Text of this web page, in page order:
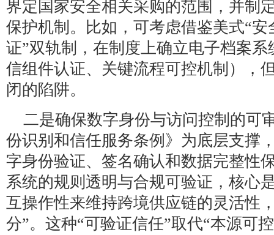
界定国家安全相关采购的范围，并制
保护机制。比如，可考虑借鉴美式“
证”双轨制，在制度上确立电子档案
信组件认证、关键流程可控机制），
闭的陷阱。
二是确保数字身份与访问控制的可
份识别和信任服务条例》为底层支撑
字身份验证、签名确认和数据完整性
系统的规则透明与合规可验证，核心
互操作性来维持跨境供应链的灵活性
分”。这种“可验证信任”取代“本源可